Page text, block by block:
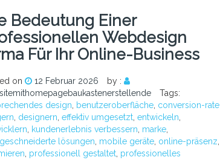
Bedeutung Einer
Webdesign
Für Ihr Online-Business
on 12 Februar 2026
by :
Tags:
design
benutzeroberfläche, conversion-rate
designern effektiv umgesetzt, entwickeln
kundenerlebnis verbessern marke,
lösungen mobile geräte, online-präsenz
professionell gestaltet, professionelles